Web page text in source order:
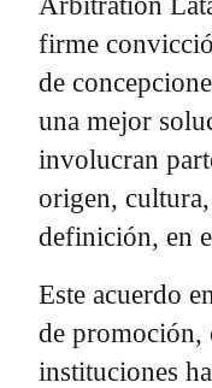
firme
de
una mejor
involucran
origen,
definición, en
Este acuerdo
de promoción,
instituciones